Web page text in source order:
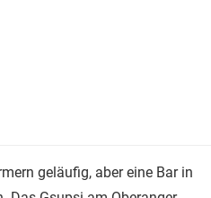
geläufig, aber eine Bar in